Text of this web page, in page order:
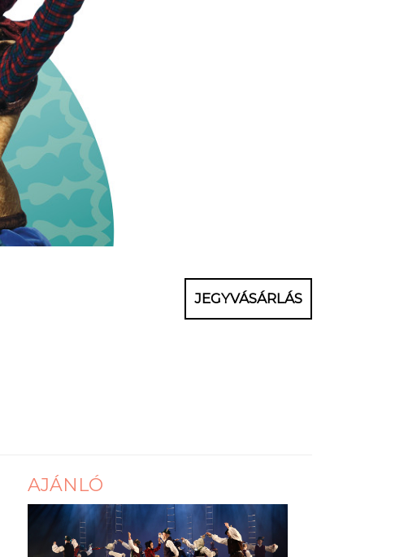
JEGYVÁSÁRLÁS
AJÁNLÓ